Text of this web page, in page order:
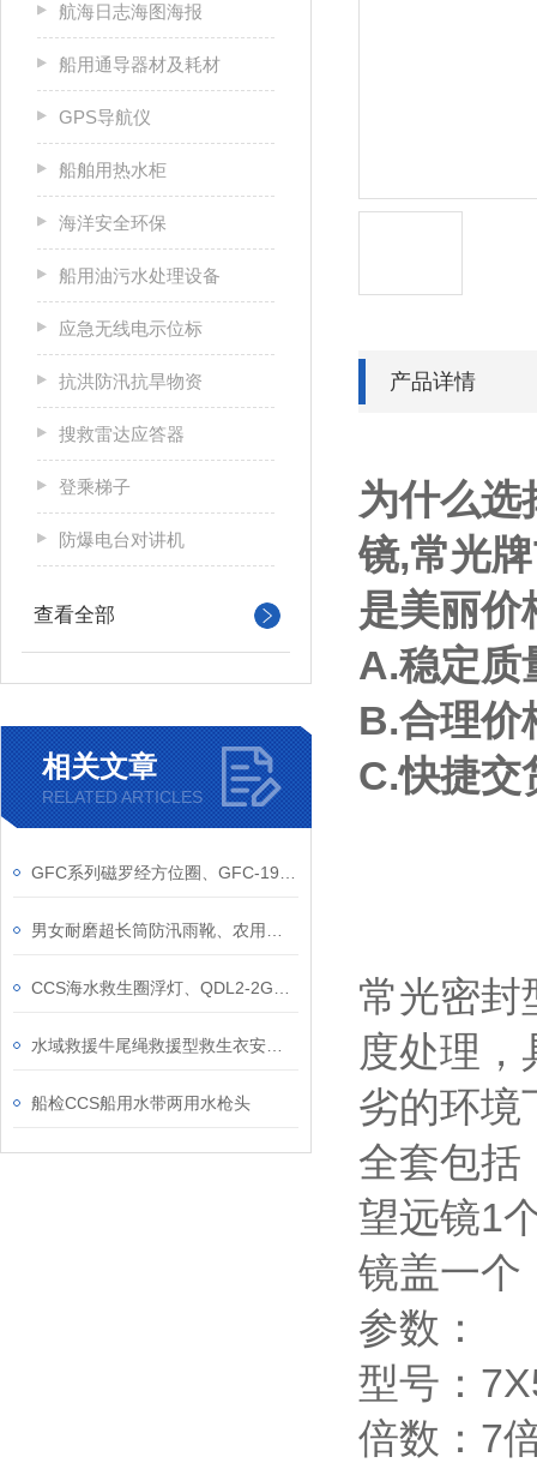
航海日志海图海报
船用通导器材及耗材
GPS导航仪
船舶用热水柜
海洋安全环保
船用油污水处理设备
应急无线电示位标
抗洪防汛抗旱物资
搜救雷达应答器
登乘梯子
防爆电台对讲机
查看全部
相关文章
RELATED ARTICLES
船检CCS船用水带两用水枪头
产品详情
为什么选
镜,常光
是美丽价
A.稳定质
B.合理价
C.快捷交
常光密封
度处理
劣的环境
全套包括
望远镜1
镜盖一个
参数：
型号：
倍数：7